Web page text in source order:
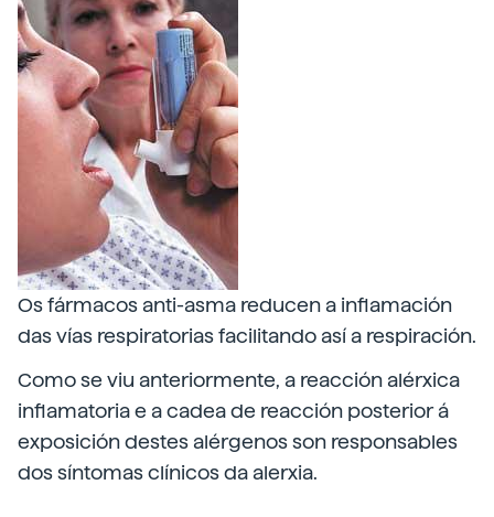
Os fármacos anti-asma reducen a inflamación
das vías respiratorias facilitando así a respiración.
Como se viu anteriormente, a reacción alérxica
inflamatoria e a cadea de reacción posterior á
exposición destes alérgenos son responsables
dos síntomas clínicos da alerxia.